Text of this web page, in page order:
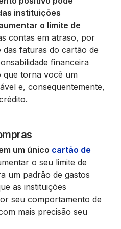
instituições
o limite de
contas em atraso, por
das faturas do cartão de
financeira
que torna você um
e, consequentemente,
um único cartão de
o seu limite de
um padrão de gastos
as instituições
seu comportamento de
mais precisão seu